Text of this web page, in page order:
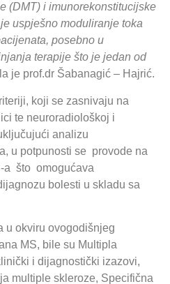
(DMT) i imunorekonstitucijske
uspješno moduliranje toka
posebno u
terapije što je jedan od
je prof.dr Šabanagić – Hajrić.
koji se zasnivaju na
te neuroradiološkoj i
analizu
u potpunosti se provode na
a što omogućava
bolesti u skladu sa
u okviru ovogodišnjeg
MS, bile su Multipla
i dijagnostički izazovi,
multiple skleroze, Specifična